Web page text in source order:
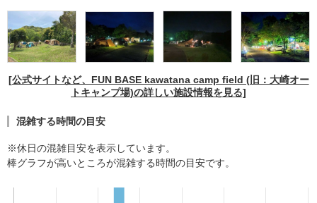
[公式サイトなど、FUN BASE kawatana camp field (旧：大崎オー
トキャンプ場)の詳しい施設情報を見る]
混雑する時間の目安
※休日の混雑目安を表示しています。
棒グラフが高いところが混雑する時間の目安です。